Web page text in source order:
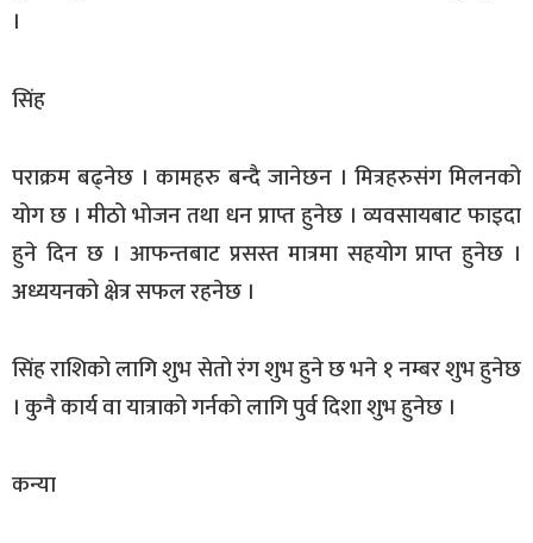
।
सिंह
पराक्रम बढ्नेछ । कामहरु बन्दै जानेछन । मित्रहरुसंग मिलनको
योग छ । मीठो भोजन तथा धन प्राप्त हुनेछ । व्यवसायबाट फाइदा
हुने दिन छ । आफन्तबाट प्रसस्त मात्रमा सहयोग प्राप्त हुनेछ ।
अध्ययनको क्षेत्र सफल रहनेछ ।
सिंह राशिको लागि शुभ सेतो रंग शुभ हुने छ भने १ नम्बर शुभ हुनेछ
। कुनै कार्य वा यात्राको गर्नको लागि पुर्व दिशा शुभ हुनेछ ।
कन्या